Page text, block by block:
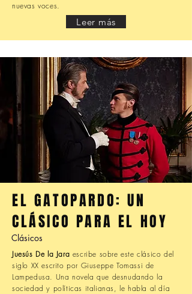
nuevas voces.
Leer más
EL GATOPARDO: UN
CLÁSICO PARA EL HOY
Clásicos
Juesús De la Jara escribe sobre este clásico del
siglo XX escrito por Giuseppe Tomassi de
Lampedusa. Una novela que desnudando la
sociedad y políticas italianas, le habla al día